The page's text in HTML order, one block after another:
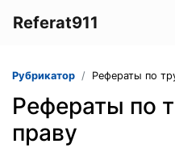
Referat911
Рубрикатор Рефераты по
Рефераты по
праву